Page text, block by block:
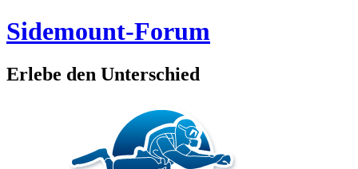
Sidemount-Forum
Erlebe den Unterschied